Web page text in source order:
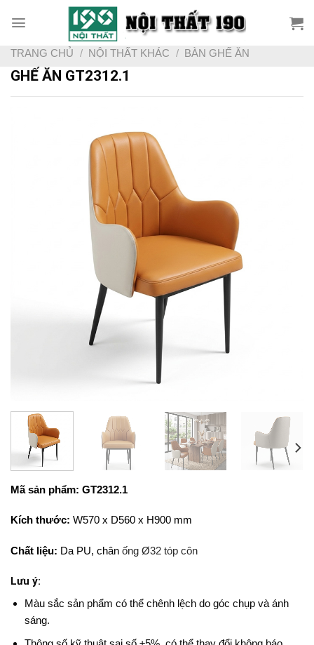
TRANG CHỦ / NỘI THẤT KHÁC / BÀN GHẾ ĂN
GHẾ ĂN GT2312.1
Mã sản phẩm: GT2312.1
Kích thước: W570 x D560 x H900 mm
Chất liệu: Da PU, chân ống Ø32 tóp côn
Lưu ý:
Màu sắc sản phẩm có thể chênh lệch do góc chụp và ánh
sáng.